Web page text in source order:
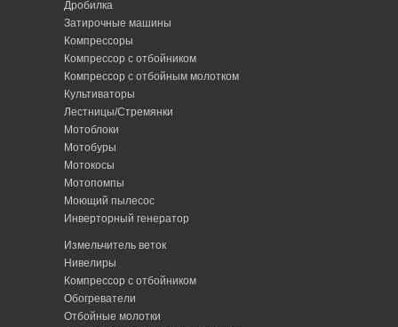
Дробилка
Затирочные машины
Компрессоры
Компрессор с отбойником
Компрессор с отбойным молотком
Культиваторы
Лестницы/Стремянки
Мотоблоки
Мотобуры
Мотокосы
Мотопомпы
Моющий пылесос
Инверторный генератор
Измельчитель веток
Нивелиры
Компрессор с отбойником
Обогреватели
Отбойные молотки